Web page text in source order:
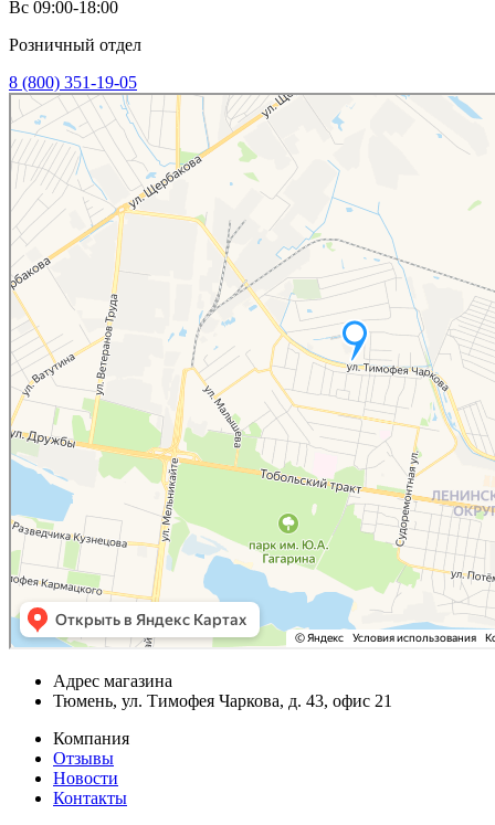
Вс 09:00-18:00
Розничный отдел
8 (800) 351-19-05
Адрес магазина
Тюмень, ул. Тимофея Чаркова, д. 43, офис 21
Компания
Отзывы
Новости
Контакты